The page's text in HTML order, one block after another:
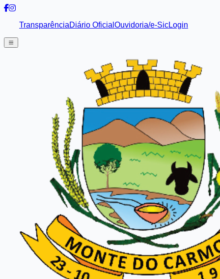
TransparênciaDiário Oficial Ouvidoria/e-SicLogin